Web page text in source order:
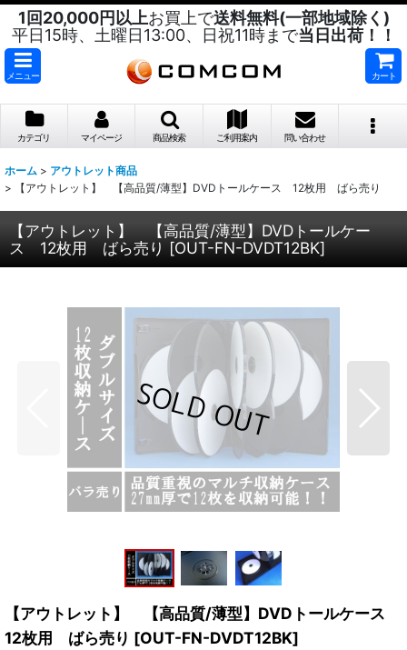
1回20,000円以上お買上で送料無料(一部地域除く)
平日15時、土曜日13:00、日祝11時まで当日出荷！！
メニュー カート
カテゴリ マイページ 商品検索 ご利用案内 問い合わせ
ホーム > アウトレット商品
>
【アウトレット】 【高品質/薄型】DVDトールケース 12枚用 ばら売り
【アウトレット】 【高品質/薄型】DVDトールケー
ス 12枚用 ばら売り [OUT-FN-DVDT12BK]
【アウトレット】 【高品質/薄型】DVDトールケース
12枚用 ばら売り [OUT-FN-DVDT12BK]